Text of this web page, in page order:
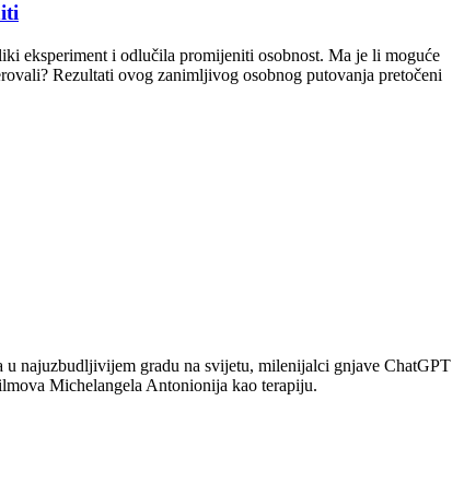
eksperiment i odlučila promijeniti osobnost. Ma je li moguće
Rezultati ovog zanimljivog osobnog putovanja pretočeni
najuzbudljivijem gradu na svijetu, milenijalci gnjave ChatGPT
Michelangela Antonionija kao terapiju.